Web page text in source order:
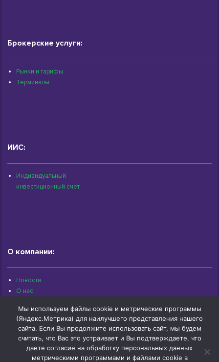
Брокерские услуги:
Рынки и тарифы
Терминалы
ИИС:
Индивидуальный
инвестиционный счет
О компании:
Новости
О нас
Контакты
Архив документов
Мы используем файлы cookie и метрические программы
(Яндекс.Метрика) для наилучшего представления нашего
сайта. Если Вы продолжите использовать сайт, мы будем
считать, что Вас это устраивает и Вы подтверждаете, что
даете согласие на обработку персональных данных
метрическими программами и файлами cookie в